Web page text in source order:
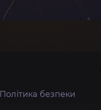
Політика безпеки